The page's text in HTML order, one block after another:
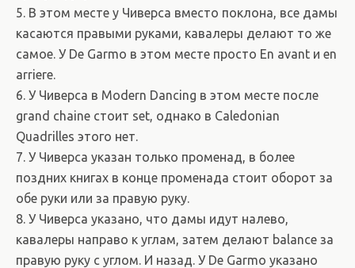
5. В этом месте у Чиверса вместо поклона, все дамы
касаются правыми руками, кавалеры делают то же
самое. У De Garmo в этом месте просто En avant и en
arriere.
6. У Чиверса в Modern Dancing в этом месте после
grand chaine стоит set, однако в Caledonian
Quadrilles этого нет.
7. У Чиверса указан только променад, в более
поздних книгах в конце променада стоит оборот за
обе руки или за правую руку.
8. У Чиверса указано, что дамы идут налево,
кавалеры направо к углам, затем делают balance за
правую руку с углом. И назад. У De Garmo указано